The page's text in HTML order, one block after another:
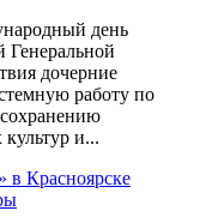
день
дочерние
работу по
и...
в Красноярске